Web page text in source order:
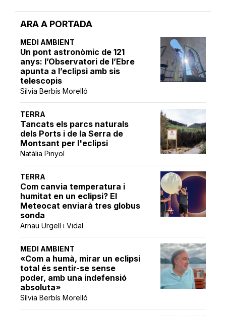
ARA A PORTADA
MEDI AMBIENT
Un pont astronòmic de 121
anys: l’Observatori de l’Ebre
apunta a l’eclipsi amb sis
telescopis
Sílvia Berbís Morelló
TERRA
Tancats els parcs naturals
dels Ports i de la Serra de
Montsant per l'eclipsi
Natàlia Pinyol
TERRA
Com canvia temperatura i
humitat en un eclipsi? El
Meteocat enviarà tres globus
sonda
Arnau Urgell i Vidal
MEDI AMBIENT
«Com a humà, mirar un eclipsi
total és sentir-se sense
poder, amb una indefensió
absoluta»
Sílvia Berbís Morelló